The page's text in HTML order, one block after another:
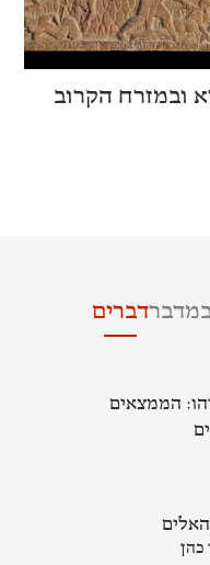
ובמזרח הקרוב
דברים
הממצאים
כהן